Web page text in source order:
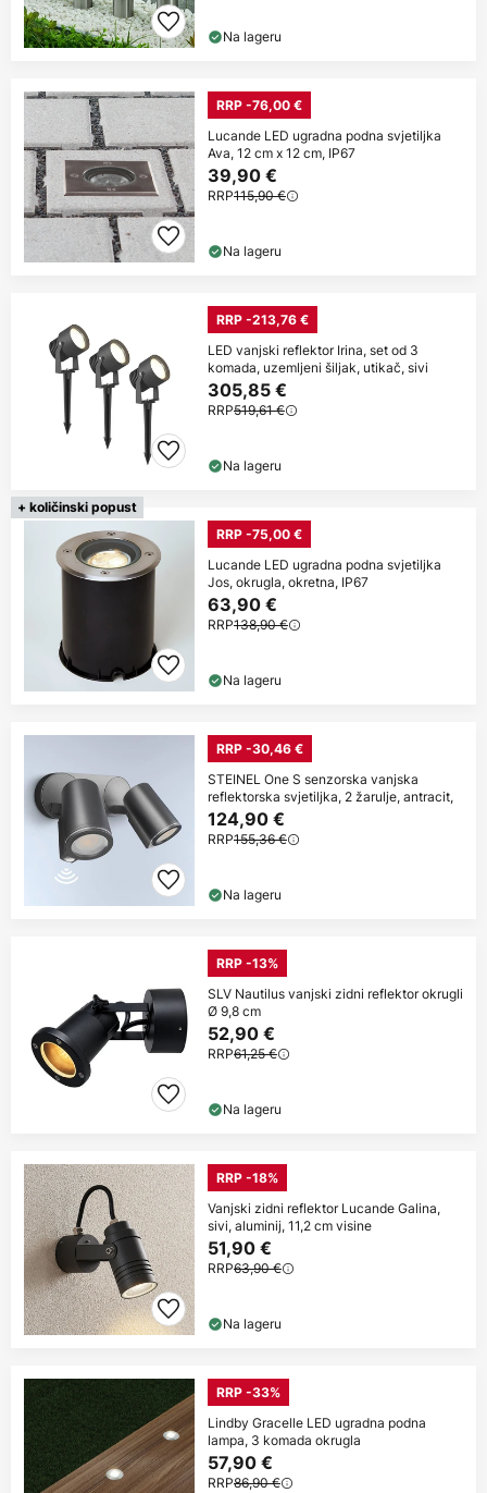
Na lageru
RRP -76,00 €
Lucande LED ugradna podna svjetiljka
Ava, 12 cm x 12 cm, IP67
39,90 €
RRP115,90 €
Na lageru
RRP -213,76 €
LED vanjski reflektor Irina, set od 3
komada, uzemljeni šiljak, utikač, sivi
305,85 €
RRP519,61 €
Na lageru
+ količinski popust
RRP -75,00 €
Lucande LED ugradna podna svjetiljka
Jos, okrugla, okretna, IP67
63,90 €
RRP138,90 €
Na lageru
RRP -30,46 €
STEINEL One S senzorska vanjska
reflektorska svjetiljka, 2 žarulje, antracit,
124,90 €
RRP155,36 €
Na lageru
RRP -13%
SLV Nautilus vanjski zidni reflektor okrugli
Ø 9,8 cm
52,90 €
RRP61,25 €
Na lageru
RRP -18%
Vanjski zidni reflektor Lucande Galina,
sivi, aluminij, 11,2 cm visine
51,90 €
RRP63,90 €
Na lageru
RRP -33%
Lindby Gracelle LED ugradna podna
lampa, 3 komada okrugla
57,90 €
RRP86,90 €